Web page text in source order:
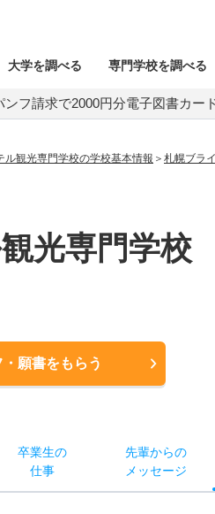
大学を調べる 専門学校を調べる
ンフ請求で2000円分電子図書カー
ル観光専門学校の学校基本情報
札幌ブラ
光専門学校
願書をもらう
卒業生の
仕事
先輩からの
メッセージ